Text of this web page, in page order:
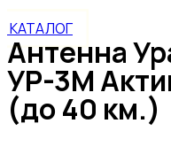
КАТАЛОГ
Антенна
УР-3М
(до 40 км.)